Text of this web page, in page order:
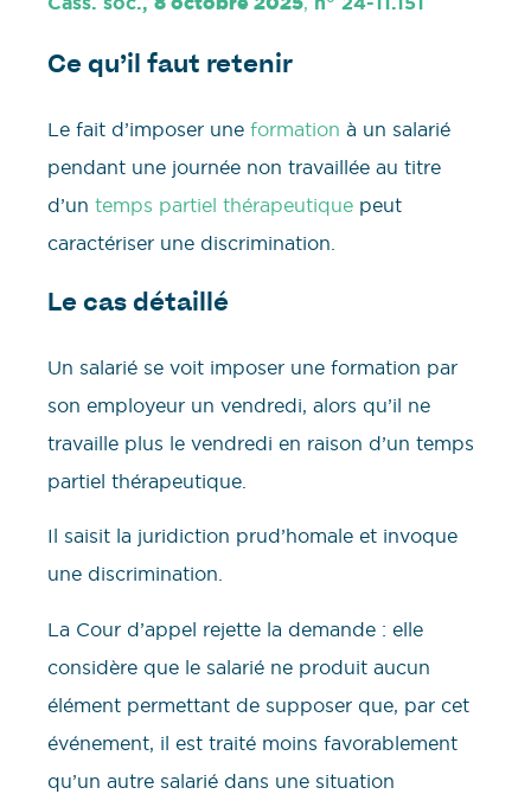
Ce qu’il faut retenir
Le fait d’imposer une formation à un salarié
pendant une journée non travaillée au titre
d’un temps partiel thérapeutique peut
caractériser une discrimination.
Le cas détaillé
Un salarié se voit imposer une formation par
son employeur un vendredi, alors qu’il ne
travaille plus le vendredi en raison d’un temps
partiel thérapeutique.
Il saisit la juridiction prud’homale et invoque
une discrimination.
La Cour d’appel rejette la demande : elle
considère que le salarié ne produit aucun
élément permettant de supposer que, par cet
événement, il est traité moins favorablement
qu’un autre salarié dans une situation